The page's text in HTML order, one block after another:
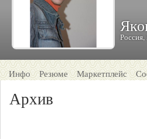
Инфо Резюме Маркетплейс
Архив